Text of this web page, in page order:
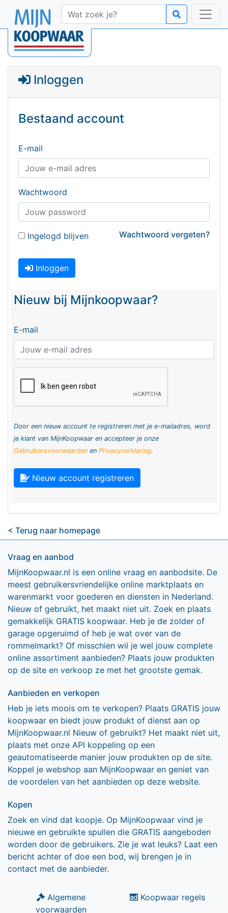
Inloggen
Bestaand account
E-mail
Wachtwoord
Wachtwoord vergeten?
Ingelogd blijven
Inloggen
Nieuw bij Mijnkoopwaar?
E-mail
Door een nieuw account te registreren met je e-mailadres, word
je klant van MijnKoopwaar en accepteer je onze
Gebruikersvoorwaarden en Privacyverklaring.
Nieuw account registreren
< Terug naar homepage
Vraag en aanbod
MijnKoopwaar.nl is een online vraag en aanbodsite. De
meest gebruikersvriendelijke online marktplaats en
warenmarkt voor goederen en diensten in Nederland.
Nieuw of gebruikt, het maakt niet uit. Zoek en plaats
gemakkelijk GRATIS koopwaar. Heb je de zolder of
garage opgeruimd of heb je wat over van de
rommelmarkt? Of misschien wil je wel jouw complete
online assortiment aanbieden? Plaats jouw produkten
op de site en verkoop ze met het grootste gemak.
Aanbieden en verkopen
Heb je iets moois om te verkopen? Plaats GRATIS jouw
koopwaar en biedt jouw produkt of dienst aan op
MijnKoopwaar.nl Nieuw of gebruikt? Het maakt niet uit,
plaats met onze API koppeling op een
geautomatiseerde manier jouw produkten op de site.
Koppel je webshop aan MijnKoopwaar en geniet van
de voordelen van het aanbieden op deze website.
Kopen
Zoek en vind dat koopje. Op MijnKoopwaar vind je
nieuwe en gebruikte spullen die GRATIS aangeboden
worden door de gebruikers. Zie je wat leuks? Laat een
bericht achter of doe een bod, wij brengen je in
contact met de aanbieder.
Algemene
voorwaarden
Koopwaar regels